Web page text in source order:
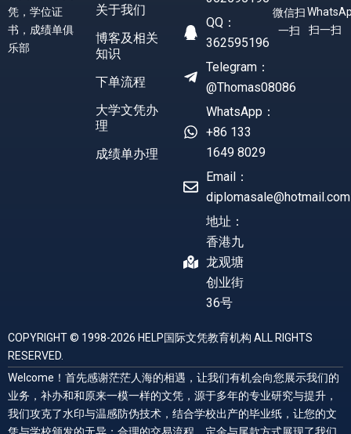
凭，学位证
书，成绩单俱
乐部
关于我们
博客及相关
知识
下单流程
大学文凭办
理
成绩单办理
QQ：
362595196
Telegram：
@Thomas08086
WhatsApp：
+86 133
1649 8029
Email：
diplomasale@hotmail.com
地址：
香港九
龙观塘
创业街
36号
微信扫
一扫
扫一扫
COPYRIGHT © 1998-2026 HELP国际文凭教育机构 ALL RIGHTS
RESERVED.
Welcome！首先感谢茫茫人海的相遇，让我们有机会向您展示我们的
业务，补办和和原来一模一样的文凭，源于多年的专业研究与提升，
我们攻克了水印与温感防伪技术，结合学校出产的毕业纸，让您的文
凭与学校颁发的无异；合理的交易流程，定金与尾款方式展现了我们